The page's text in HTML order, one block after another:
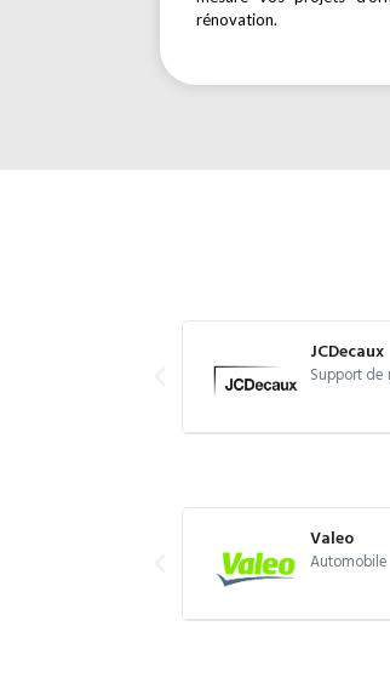
rénovation.
JCDecaux
Support de
Valeo
Automobile